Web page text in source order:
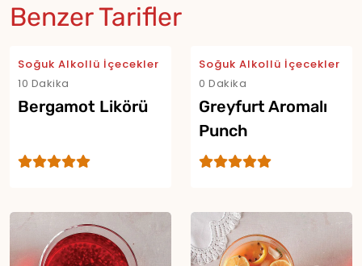
Benzer Tarifler
Soğuk Alkollü İçecekler
10 Dakika
Bergamot Likörü
Soğuk Alkollü İçecekler
0 Dakika
Greyfurt Aromalı
Punch